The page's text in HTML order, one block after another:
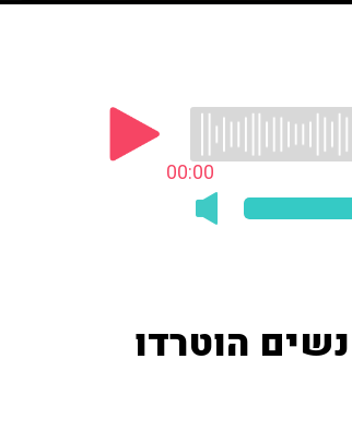
00:00
יום האישה הבינלאומי - 4 מתוך 10 נשים הוטרדו